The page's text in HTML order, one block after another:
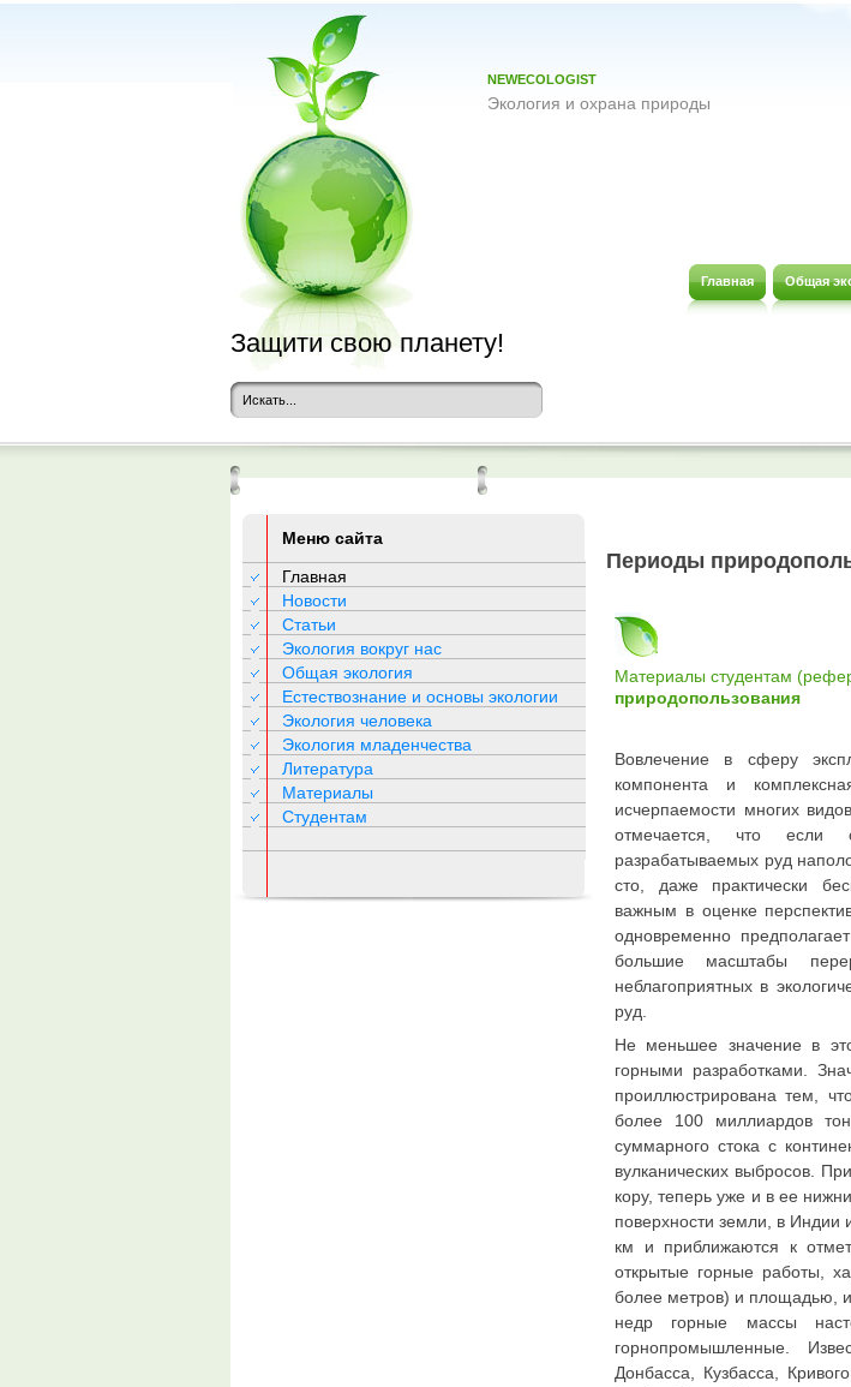
NEWECOLOGIST
Экология и охрана природы
Главная Общая
Защити свою планету!
Меню сайта
Главная
Новости
Статьи
Экология вокруг нас
Общая экология
Естествознание и основы экологии
Экология человека
Экология младенчества
Литература
Материалы
Студентам
Периоды
Материалы студентам
природопользования
Вовлечение в сферу
компонента и
исчерпаемости многих
отмечается, что если
разрабатываемых руд
сто, даже практически
важным в оценке
одновременно
большие масштабы
неблагоприятных в
руд.
Не меньшее значение в
горными разработками.
проиллюстрирована тем,
более 100 миллиардов
суммарного стока с
вулканических выбросов.
кору, теперь уже и в ее
поверхности земли, в
км и приближаются к
открытые горные работы,
более метров) и площадью,
недр горные массы
горнопромышленные.
Донбасса, Кузбасса,